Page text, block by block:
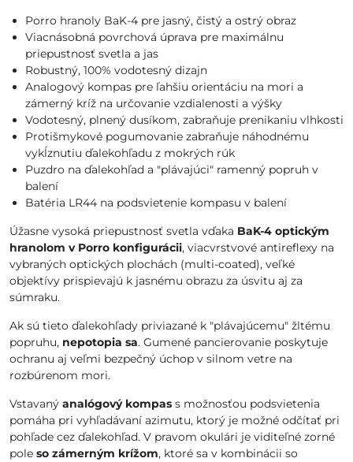
Porro hranoly BaK-4 pre jasný, čistý a ostrý obraz
Viacnásobná povrchová úprava pre maximálnu
priepustnosť svetla a jas
Robustný, 100% vodotesný dizajn
Analogový kompas pre ľahšiu orientáciu na mori a
zámerný kríž na určovanie vzdialenosti a výšky
Vodotesný, plnený dusíkom, zabraňuje prenikaniu vlhkosti
Protišmykové pogumovanie zabraňuje náhodnému
vykĺznutiu ďalekohľadu z mokrých rúk
Puzdro na ďalekohľad a "plávajúci" ramenný popruh v
balení
Batéria LR44 na podsvietenie kompasu v balení
Úžasne vysoká priepustnosť svetla vďaka BaK-4 optickým
hranolom v Porro konfigurácii, viacvrstvové antireflexy na
vybraných optických plochách (multi-coated), veľké
objektívy prispievajú k jasnému obrazu za úsvitu aj za
súmraku.
Ak sú tieto ďalekohľady priviazané k "plávajúcemu" žltému
popruhu, nepotopia sa. Gumené pancierovanie poskytuje
ochranu aj veľmi bezpečný úchop v silnom vetre na
rozbúrenom mori.
Vstavaný analógový kompas s možnosťou podsvietenia
pomáha pri vyhľadávaní azimutu, ktorý je možné odčítať pri
pohľade cez ďalekohľad. V pravom okulári je viditeľné zorné
pole so zámerným krížom, ktoré sa v kombinácii so